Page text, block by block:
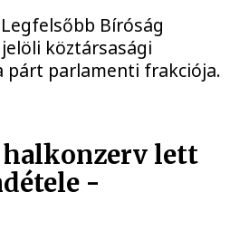
Bíróság
köztársasági
párt parlamenti frakciója.
halkonzerv lett
-